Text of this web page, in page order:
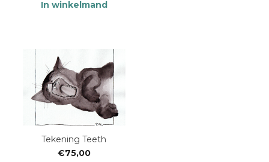
In winkelmand
Tekening Teeth
€75,00